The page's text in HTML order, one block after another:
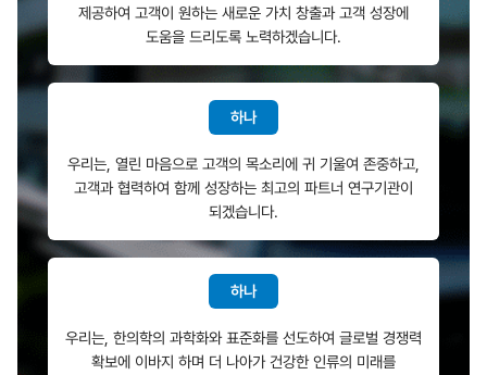
제공하여 고객이 원하는 새로운 가치 창출과 고객 성장에
도움을 드리도록 노력하겠습니다.
하나
우리는, 열린 마음으로 고객의 목소리에 귀 기울여 존중하고,
고객과 협력하여 함께 성장하는 최고의 파트너 연구기관이
되겠습니다.
하나
우리는, 한의학의 과학화와 표준화를 선도하여 글로벌 경쟁력
확보에 이바지 하며 더 나아가 건강한 인류의 미래를